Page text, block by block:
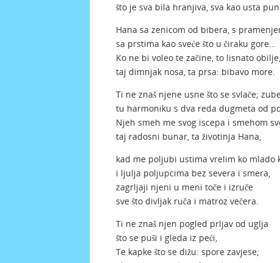
što je sva bila hranjiva, sva kao usta
Hana sa zenicom od bibera, s
sa prstima kao sveće što u čiraku gore…
Ko ne bi voleo te začine, to lisnato obilje,
taj dimnjak nosa, ta prsa: bibavo more.
Ti ne znaš njene usne što se svlače;
tu harmoniku s dva reda dugmeta od
Njeh smeh me svog iscepa i smehom
taj radosni bunar, ta životinja Hana,
kad me poljubi ustima vrelim ko mlado
i ljulja poljupcima bez severa i smera,
zagrljaji njeni u meni toče i izruče
sve što divljak ruča i matroz večera.
Ti ne znaš njen pogled prljav od uglja
što se puši i gleda iz peći,
Te kapke što se dižu: spore zavjese;